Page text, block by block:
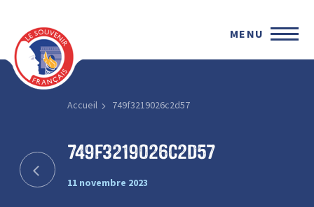
MENU
Accueil 749f3219026c2d57
749f3219026c2d57
11 novembre 2023